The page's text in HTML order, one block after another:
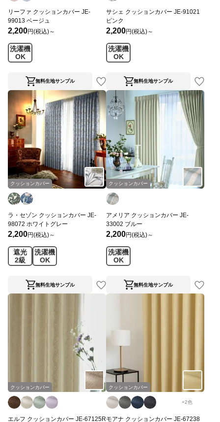
リーファ クッションカバー JE-
99013 ベージュ
2,200円(税込)～
洗濯機
OK
無料生地サンプル
サシェ クッションカバー JE-91021
ピンク
2,200円(税込)～
洗濯機
OK
無料生地サンプル
クッションカバー
ラ・セゾン クッションカバー JE-
98072 ホワイトグレー
2,200円(税込)～
遮光
2級
洗濯機
OK
無料生地サンプル
クッションカバー
アメリア クッションカバー JE-
33002 ブルー
2,200円(税込)～
洗濯機
OK
無料生地サンプル
クッションカバー
エルフ クッションカバー JE-67125R
クッションカバー
+2色
モアナ クッションカバー JE-67238